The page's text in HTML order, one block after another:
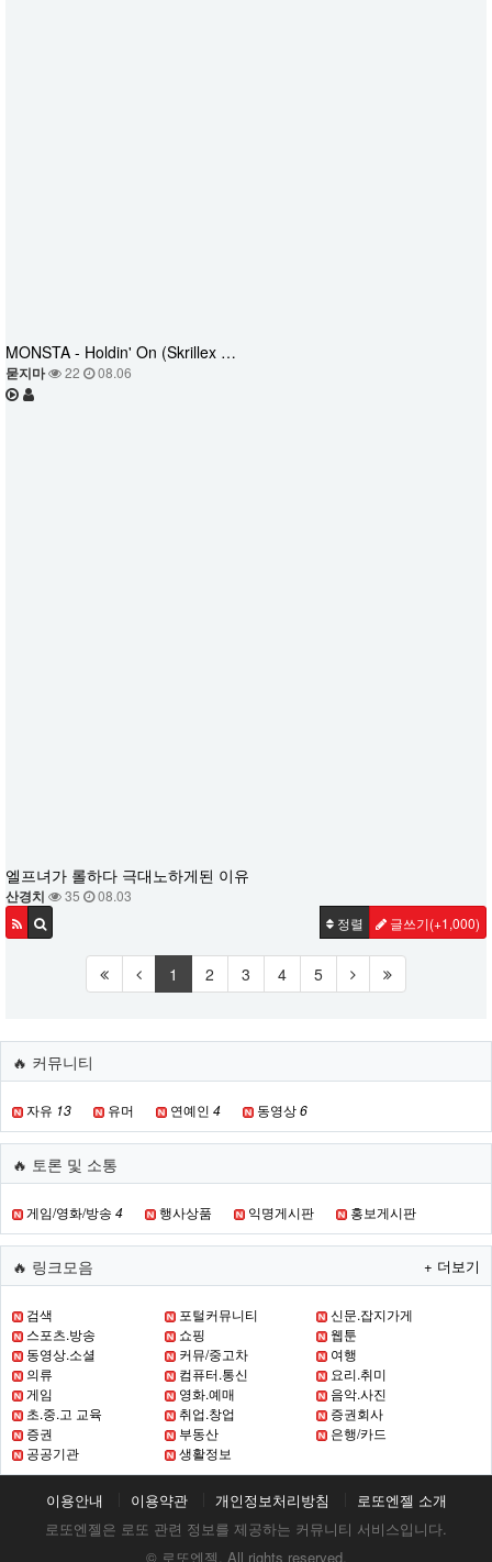
MONSTA - Holdin' On (Skrillex …
묻지마 22 08.06
엘프녀가 롤하다 극대노하게된 이유
산경치 35
08.03
정렬
글쓰기(+1,000)
1 2 3 4 5
🔥 커뮤니티
자유 13 유머 연예인 4 동영상6
🔥 토론 및 소통
게임/영화/방송 4 행사상품 익명게시판 홍보게시판
🔥 링크모음 + 더보기
검색 포털커뮤니티
신문.잡지가게
스포츠.방송
쇼핑
웹툰
동영상.소셜
커뮤/중고차
여행
의류
컴퓨터.통신
요리.취미
게임
영화.예매
음악.사진
초.중.고 교육
취업.창업
증권회사
증권
부동산
은행/카드
공공기관
생활정보
이용안내 이용약관 개인정보처리방침
로또엔젤 소개
로또엔젤은 로또 관련 정보를 제공하는 커뮤니티 서비스입니다.
© 로또엔젤. All rights reserved.